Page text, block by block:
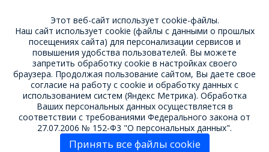
Этот веб-сайт использует cookie-файлы.
Наш сайт использует cookie (файлы с данными о прошлых
посещениях сайта) для персонализации сервисов и
повышения удобства пользователей. Вы можете
запретить обработку cookie в настройках своего
браузера. Продолжая пользование сайтом, Вы даете свое
согласие на работу с cookie и обработку данных с
использованием систем (Яндекс Метрика). Обработка
Ваших персональных данных осуществляется в
соответствии с требованиями Федерального закона от
27.07.2006 № 152-Ф3 "О персональных данных".
Принять все файлы cookie